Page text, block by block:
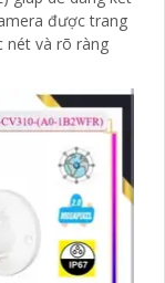
nét và rõ ràng